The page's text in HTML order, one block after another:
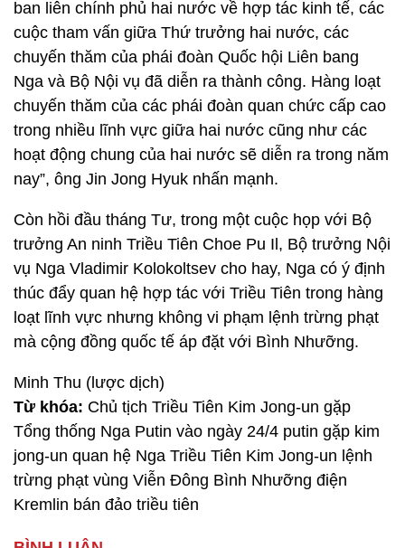
ban liên chính phủ hai nước về hợp tác kinh tế, các
cuộc tham vấn giữa Thứ trưởng hai nước, các
chuyến thăm của phái đoàn Quốc hội Liên bang
Nga và Bộ Nội vụ đã diễn ra thành công. Hàng loạt
chuyến thăm của các phái đoàn quan chức cấp cao
trong nhiều lĩnh vực giữa hai nước cũng như các
hoạt động chung của hai nước sẽ diễn ra trong năm
nay”, ông Jin Jong Hyuk nhấn mạnh.
Còn hồi đầu tháng Tư, trong một cuộc họp với Bộ
trưởng An ninh Triều Tiên Choe Pu Il, Bộ trưởng Nội
vụ Nga Vladimir Kolokoltsev cho hay, Nga có ý định
thúc đẩy quan hệ hợp tác với Triều Tiên trong hàng
loạt lĩnh vực nhưng không vi phạm lệnh trừng phạt
mà cộng đồng quốc tế áp đặt với Bình Nhưỡng.
Minh Thu (lược dịch)
Từ khóa: Chủ tịch Triều Tiên Kim Jong-un gặp
Tổng thống Nga Putin vào ngày 24/4 putin gặp kim
jong-un quan hệ Nga Triều Tiên Kim Jong-un lệnh
trừng phạt vùng Viễn Đông Bình Nhưỡng điện
Kremlin bán đảo triều tiên